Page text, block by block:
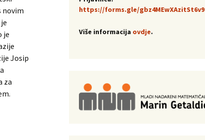
novim
je
Josip
za
https://forms.gle/gbz4MEwXAzitSt6v9
Više informacija ovdje.